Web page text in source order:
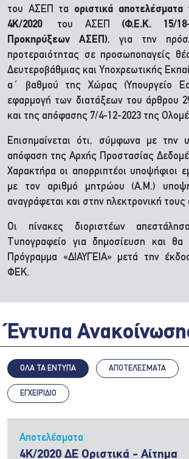
του ΑΣΕΠ τα οριστικά αποτελέσματα
4Κ/2020 του ΑΣΕΠ (Φ.Ε.Κ. 15/
Προκηρύξεων ΑΣΕΠ), για την
προτεραιότητας σε προσωποπαγείς
Δευτεροβάθμιας και Υποχρεωτικής
α΄ βαθμού της Χώρας (Υπουργείο
εφαρμογή των διατάξεων του άρθρου
και της απόφασης 7/4-12-2023 της
Επισημαίνεται ότι, σύμφωνα με την
απόφαση της Αρχής Προστασίας
Χαρακτήρα οι απορριπτέοι υποψήφιοι
με τον αριθμό μητρώου (Α.Μ.)
αναγράφεται και στην ηλεκτρονική τους
Οι πίνακες διοριστέων
Τυπογραφείο για δημοσίευση και
Πρόγραμμα «ΔΙΑΥΓΕΙΑ» μετά την
ΦΕΚ.
Έντυπα
ΟΛΑ ΤΑ ΕΝΤΥΠΑ ΑΠΟΤΕΛΈΣΜΑΤΑ
ΕΓΧΕΙΡΊΔΙΟ
Αποτελέσματα
4Κ/2020 ΔΕ Οριστικά - Αίτημα